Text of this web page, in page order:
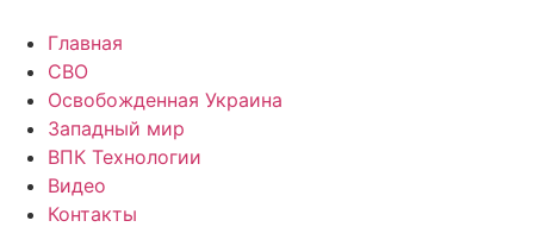
Главная
СВО
Освобожденная Украина
Западный мир
ВПК Технологии
Видео
Контакты